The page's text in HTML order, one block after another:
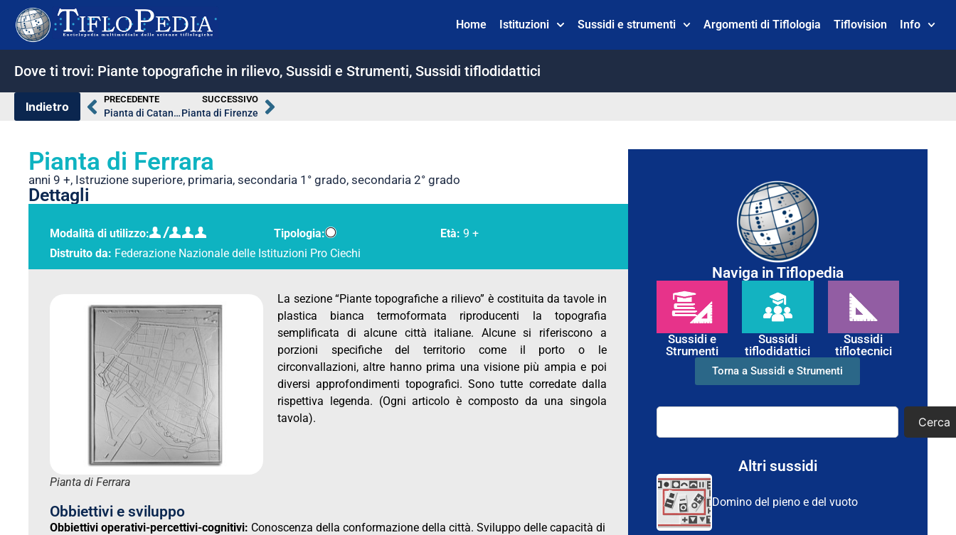
Home Istituzioni Sussidi e strumenti Argomenti di Tiflologia Tiflovision Info
Dove ti trovi: Piante topografiche in rilievo, Sussidi e Strumenti, Sussidi tiflodidattici
PRECEDENTE
Pianta di Catania
SUCCESSIVO
Pianta di Firenze
Pianta di Ferrara
anni 9 +, Istruzione superiore, primaria, secondaria 1° grado, secondaria 2° grado
Dettagli
Modalità di utilizzo: Tipologia: Età: 9 +
Distruito da: Federazione Nazionale delle Istituzioni Pro Ciechi
Pianta di Ferrara
La sezione “Piante topografiche a rilievo” è costituita da tavole in
plastica bianca termoformata riproducenti la topografia
semplificata di alcune città italiane. Alcune si riferiscono a
porzioni specifiche del territorio come il porto o le
circonvallazioni, altre hanno prima una visione più ampia e poi
diversi approfondimenti topografici. Sono tutte corredate dalla
rispettiva legenda. (Ogni articolo è composto da una singola
tavola).
Obbiettivi e sviluppo
Obbiettivi operativi-percettivi-cognitivi: Conoscenza della conformazione della città. Sviluppo delle capacità di
Naviga in Tiflopedia
Sussidi e
Strumenti
Sussidi
tiflodidattici
Sussidi
tiflotecnici
Torna a Sussidi e Strumenti
Cerca
Altri sussidi
Domino del pieno e del vuoto